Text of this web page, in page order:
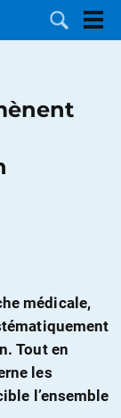
médicale,
Tout en
les
l’ensemble